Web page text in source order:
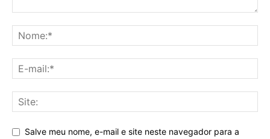
Salve meu nome, e-mail e site neste navegador para a